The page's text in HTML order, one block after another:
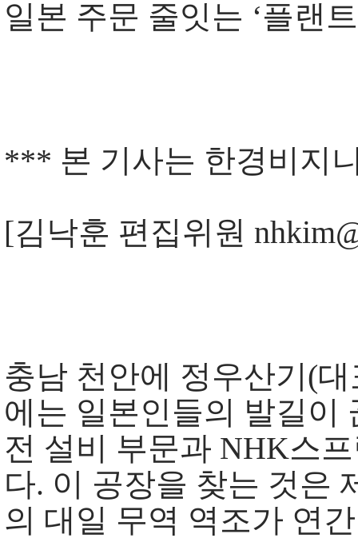
일본 주문 줄잇는 ‘플랜
*** 본 기사는 한경비지
[김낙훈 편집위원
충남 천안에 정우산기(
에는 일본인들의 발길이
전 설비 부문과 NHK스
다. 이 공장을 찾는 것은
의 대일 무역 역조가 연